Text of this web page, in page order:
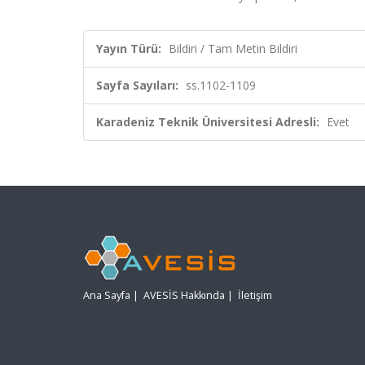
Yayın Türü: Bildiri / Tam Metin Bildiri
Sayfa Sayıları: ss.1102-1109
Karadeniz Teknik Üniversitesi Adresli: Evet
Ana Sayfa | AVESİS Hakkında | İletişim